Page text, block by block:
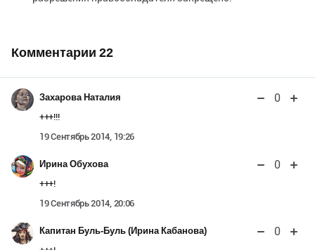
Комментарии 22
Захарова Наталия 0
+++!!!
19 Сентябрь 2014, 19:26
Ирина Обухова 0
+++!
19 Сентябрь 2014, 20:06
Капитан Буль-Буль (Ирина Кабанова) 0